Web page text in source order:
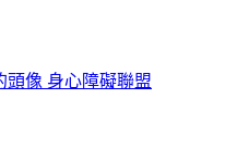
身心障礙聯盟